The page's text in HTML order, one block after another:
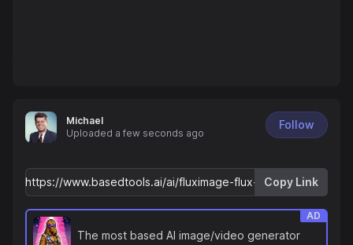
Michael
Uploaded a few seconds ago
Follow
Copy Link
The most based AI image/video generator
AD